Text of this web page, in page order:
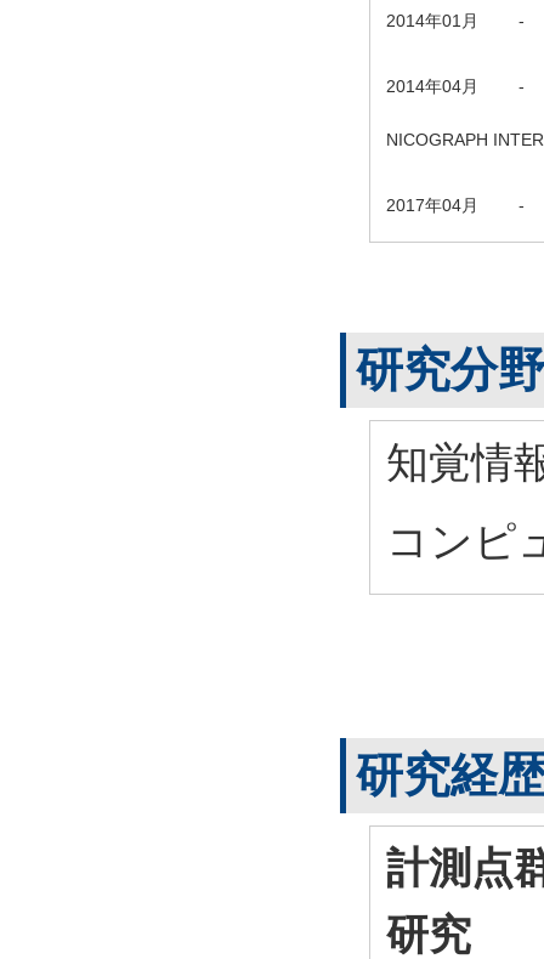
2014年01月 -
2014年04月 -
NICOGRAPH
2017年04月 -
研究分野
知覚情
コンピ
研究経歴
計測点
研究